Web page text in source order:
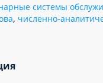
системы
, численно-